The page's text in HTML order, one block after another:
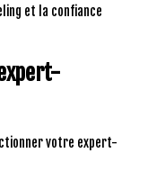
et la confiance
votre expert-